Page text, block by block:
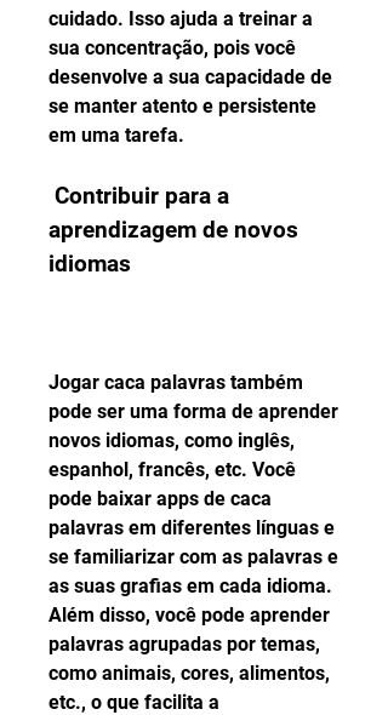
cuidado. Isso ajuda a treinar a
sua concentração, pois você
desenvolve a sua capacidade de
se manter atento e persistente
em uma tarefa.
aprendizagem de novos
idiomas
Jogar caca palavras também
pode ser uma forma de aprender
novos idiomas, como inglês,
espanhol, francês, etc. Você
pode baixar apps de caca
palavras em diferentes línguas e
se familiarizar com as palavras e
as suas grafias em cada idioma.
Além disso, você pode aprender
palavras agrupadas por temas,
como animais, cores, alimentos,
etc., o que facilita a